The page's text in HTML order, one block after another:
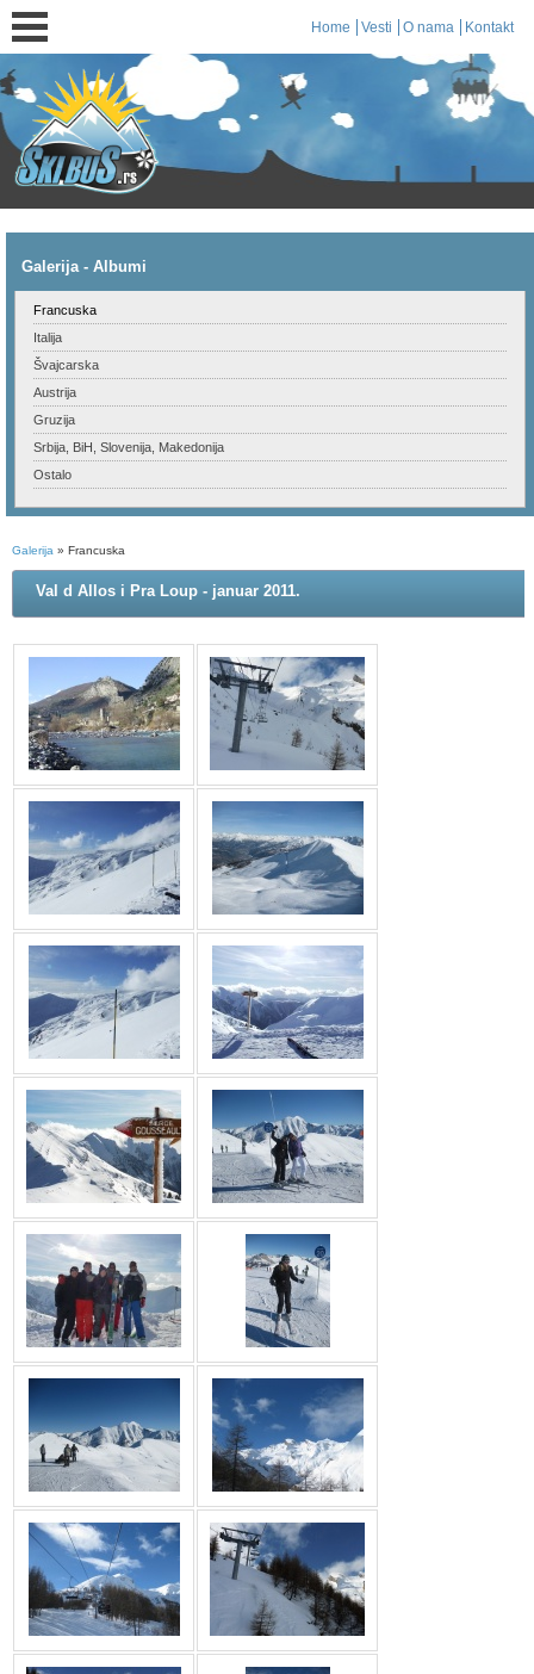
Home Vesti O nama Kontakt
Galerija - Albumi
Francuska
Italija
Švajcarska
Austrija
Gruzija
Srbija, BiH, Slovenija, Makedonija
Ostalo
Galerija » Francuska
Val d Allos i Pra Loup - januar 2011.